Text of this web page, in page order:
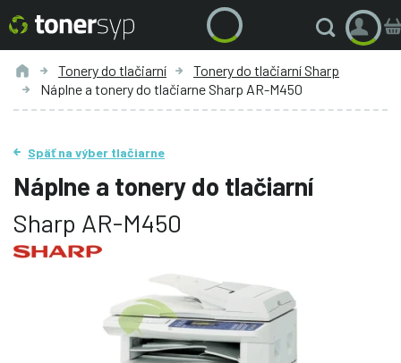
Tonery do tlačiarní
Tonery do tlačiarní Sharp
Náplne a tonery do tlačiarne Sharp AR-M450
Späť na výber tlačiarne
Náplne a tonery do tlačiarní
Sharp AR-M450